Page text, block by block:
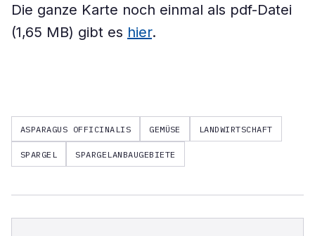
Die ganze Karte noch einmal als pdf-Datei
(1,65 MB) gibt es hier.
ASPARAGUS OFFICINALIS GEMÜSE LANDWIRTSCHAFT
SPARGEL SPARGELANBAUGEBIETE